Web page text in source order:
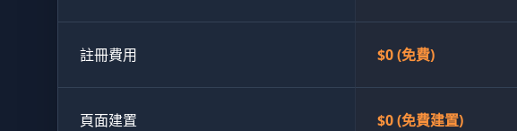
註冊費用 $0 (免費)
頁面建置 $0 (免費建置)